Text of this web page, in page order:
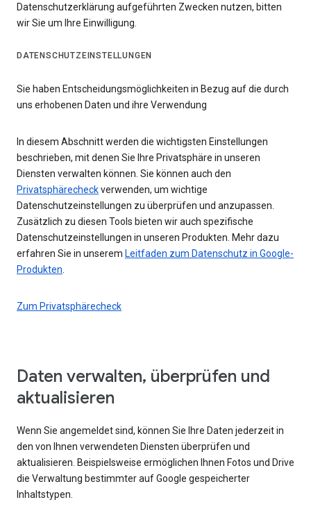
Datenschutzerklärung aufgeführten Zwecken nutzen, bitten
wir Sie um Ihre Einwilligung.
DATENSCHUTZEINSTELLUNGEN
Sie haben Entscheidungsmöglichkeiten in Bezug auf die durch
uns erhobenen Daten und ihre Verwendung
In diesem Abschnitt werden die wichtigsten Einstellungen
beschrieben, mit denen Sie Ihre Privatsphäre in unseren
Diensten verwalten können. Sie können auch den
Privatsphärecheckverwenden, um wichtige
Datenschutzeinstellungen zu überprüfen und anzupassen.
Zusätzlich zu diesen Tools bieten wir auch spezifische
Datenschutzeinstellungen in unseren Produkten. Mehr dazu
erfahren Sie in unserem Leitfaden zum Datenschutz in Google-
Produkten
Zum Privatsphärecheck
Daten verwalten, überprüfen und
aktualisieren
Wenn Sie angemeldet sind, können Sie Ihre Daten jederzeit in
den von Ihnen verwendeten Diensten überprüfen und
aktualisieren. Beispielsweise ermöglichen Ihnen Fotos und Drive
die Verwaltung bestimmter auf Google gespeicherter
Inhaltstypen.